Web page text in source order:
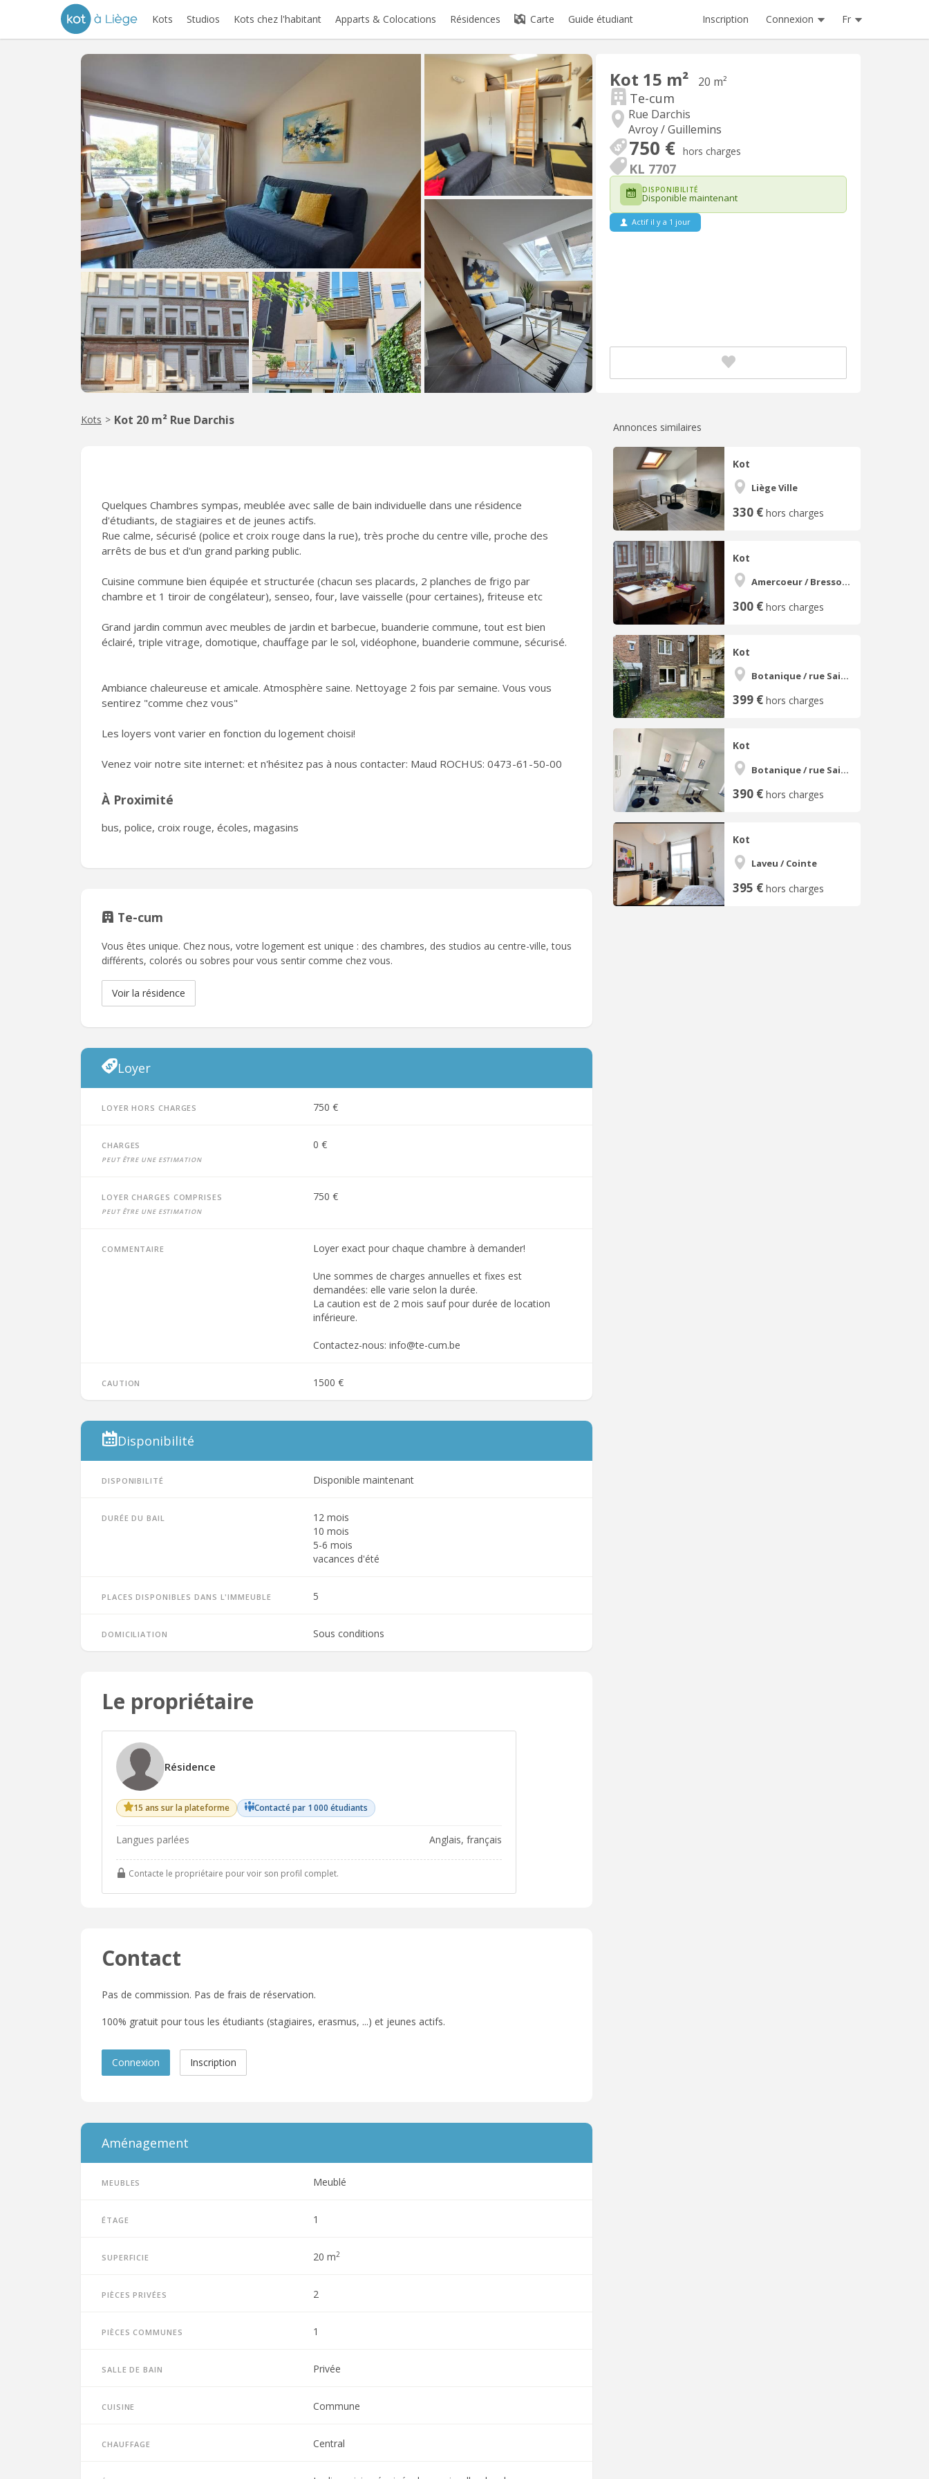
Kots Studios Kots chez l'habitant Apparts & Colocations Résidences Carte Guide étudiant Inscription Connexion Fr
Kot 15 m² 20 m²
Te-cum
Rue Darchis
Avroy / Guillemins
750 € hors charges
KL 7707
DISPONIBILITÉ
Disponible maintenant
Actif il y a 1 jour
Annonces similaires
Kot
Liège Ville
330 € hors charges
Kot
Amercoeur / Bressoux
300 € hors charges
Kot
Botanique / rue Saint-Gilles / Jonfosse
399 € hors charges
Kot
Botanique / rue Saint-Gilles / Jonfosse
390 € hors charges
Kot
Laveu / Cointe
395 € hors charges
Kots > Kot 20 m² Rue Darchis
Quelques Chambres sympas, meublée avec salle de bain individuelle dans une résidence
d'étudiants, de stagiaires et de jeunes actifs.
Rue calme, sécurisé (police et croix rouge dans la rue), très proche du centre ville, proche des
arrêts de bus et d'un grand parking public.
Cuisine commune bien équipée et structurée (chacun ses placards, 2 planches de frigo par
chambre et 1 tiroir de congélateur), senseo, four, lave vaisselle (pour certaines), friteuse etc
Grand jardin commun avec meubles de jardin et barbecue, buanderie commune, tout est bien
éclairé, triple vitrage, domotique, chauffage par le sol, vidéophone, buanderie commune, sécurisé.
Ambiance chaleureuse et amicale. Atmosphère saine. Nettoyage 2 fois par semaine. Vous vous
sentirez "comme chez vous"
Les loyers vont varier en fonction du logement choisi!
Venez voir notre site internet: et n'hésitez pas à nous contacter: Maud ROCHUS: 0473-61-50-00
À Proximité
bus, police, croix rouge, écoles, magasins
Te-cum
Vous êtes unique. Chez nous, votre logement est unique : des chambres, des studios au centre-ville, tous
différents, colorés ou sobres pour vous sentir comme chez vous.
Voir la résidence
Loyer
Loyer hors charges 750 €
Charges
peut être une estimation
0 €
Loyer charges comprises
peut être une estimation
750 €
Commentaire Loyer exact pour chaque chambre à demander!
Une sommes de charges annuelles et fixes est
demandées: elle varie selon la durée.
La caution est de 2 mois sauf pour durée de location
inférieure.
Contactez-nous: info@te-cum.be
Caution 1500 €
Disponibilité
Disponibilité Disponible maintenant
Durée du bail
12 mois
10 mois
5-6 mois
vacances d'été
Places disponibles dans l'immeuble 5
Domiciliation Sous conditions
Le propriétaire
Résidence
15 ans sur la plateforme Contacté par 1 000 étudiants
Langues parlées anglais, français
Contacte le propriétaire pour voir son profil complet.
Contact
Pas de commission. Pas de frais de réservation.
100% gratuit pour tous les étudiants (stagiaires, erasmus, ...) et jeunes actifs.
Connexion Inscription
Aménagement
Meubles Meublé
Étage 1
Superficie 20 m2
Pièces privées 2
Pièces communes 1
Salle de bain Privée
Cuisine Commune
Chauffage Central